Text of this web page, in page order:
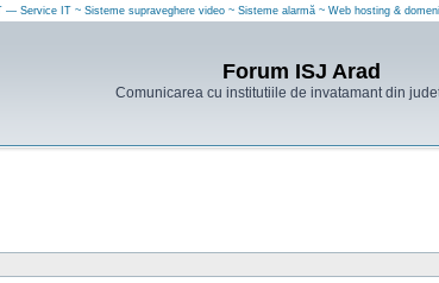
— Service IT ~ Sisteme supraveghere video ~ Sisteme alarmă ~ Web hosting &
Forum ISJ Arad
Comunicarea cu institutiile de invatamant din